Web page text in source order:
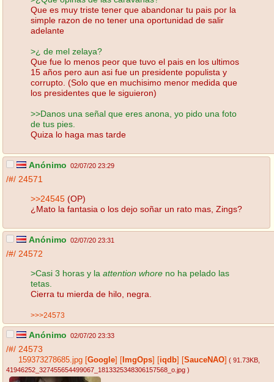
Que es muy triste tener que abandonar tu pais por la
simple razon de no tener una oportunidad de salir
adelante
>¿ de mel zelaya?
Que fue lo menos peor que tuvo el pais en los ultimos
15 años pero aun asi fue un presidente populista y
corrupto. (Solo que en muchisimo menor medida que
los presidentes que le siguieron)
>>Danos una señal que eres anona, yo pido una foto
de tus pies.
Quiza lo haga mas tarde
Anónimo 02/07/20 23:29
/#/ 24571
>>24545 (OP)
¿Mato la fantasia o los dejo soñar un rato mas, Zings?
Anónimo 02/07/20 23:31
/#/ 24572
>Casi 3 horas y la attention whore no ha pelado las
tetas.
Cierra tu mierda de hilo, negra.
>>>24573
Anónimo 02/07/20 23:33
/#/ 24573
159373278685.jpg Google ImgOps iqdb SauceNAO ( 91.73KB
41946252_327455654499067_1813325348306157568_o.jpg )